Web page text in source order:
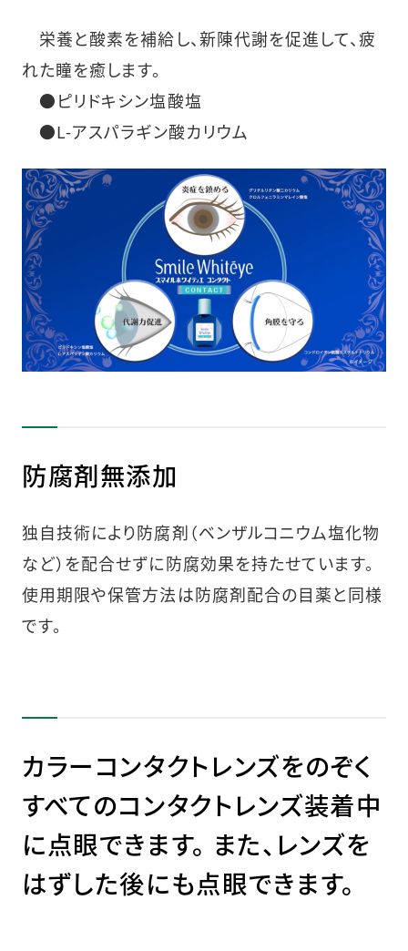
栄養と酸素を補給し、新陳代謝を促進して、疲
れた瞳を癒します。
●ピリドキシン塩酸塩
●L-アスパラギン酸カリウム
防腐剤無添加
独自技術により防腐剤（ベンザルコニウム塩化物
など）を配合せずに防腐効果を持たせています。
使用期限や保管方法は防腐剤配合の目薬と同様
です。
カラーコンタクトレンズをのぞく
すべてのコンタクトレンズ装着中
に点眼できます。 また、レンズを
はずした後にも点眼できます。